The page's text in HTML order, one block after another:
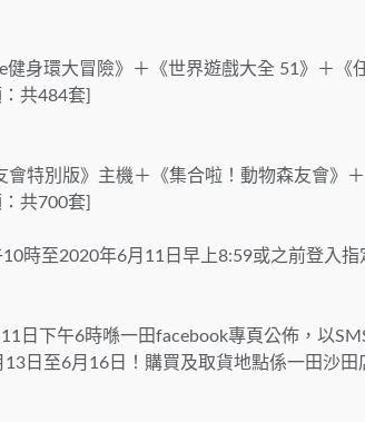
健身環大冒險》＋《世界遊戲大全 51》＋《
共484套]
會特別版》主機＋《集合啦！動物森友會》
共700套]
時至2020年6月11日早上8:59或之前登入指
日下午6時喺一田facebook專頁公佈，以
日至6月16日！購買及取貨地點係一田沙